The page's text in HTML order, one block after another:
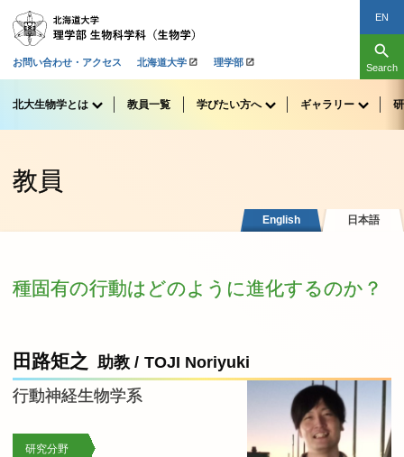
お問い合わせ・アクセス 北海道大学 理学部
EN
search
Search
北大生物学とは 教員一覧 学びたい方へ ギャラリー
教員
English 日本語
種固有の行動はどのように進化するのか？
田路矩之 助教 / TOJI Noriyuki
行動神経生物学系
研究分野